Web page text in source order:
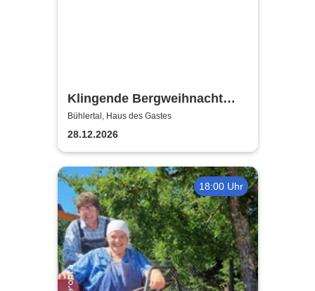
Klingende Bergweihnacht
2026 - Die volkstümliche
Weihnachtsrevue
Bühlertal, Haus des Gastes
28.12.2026
18:00 Uhr